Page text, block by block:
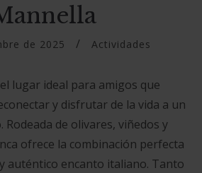
de 2025 Actividades
lugar ideal para amigos que
y disfrutar de la vida a un
Rodeada de olivares, viñedos y
ofrece la combinación perfecta
auténtico encanto italiano. Tanto